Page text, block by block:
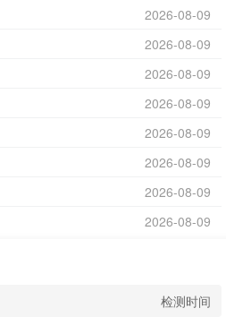
2026-08-09
2026-08-09
2026-08-09
2026-08-09
2026-08-09
2026-08-09
2026-08-09
2026-08-09
检测时间